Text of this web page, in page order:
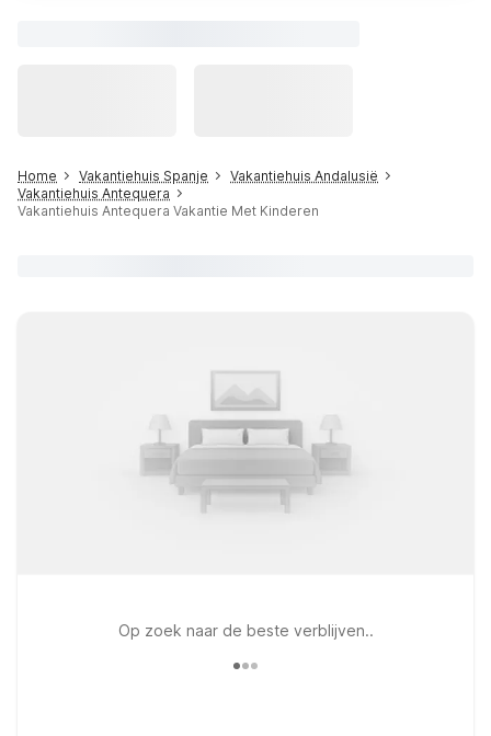
Home Vakantiehuis Spanje
Vakantiehuis Andalusië
Vakantiehuis Antequera
Vakantiehuis Antequera Vakantie Met Kinderen
Op zoek naar de beste verblijven..